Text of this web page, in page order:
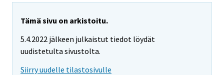
Tämä sivu on arkistoitu.
5.4.2022 jälkeen julkaistut tiedot löydät
uudistetulta sivustolta.
Siirry uudelle tilastosivulle